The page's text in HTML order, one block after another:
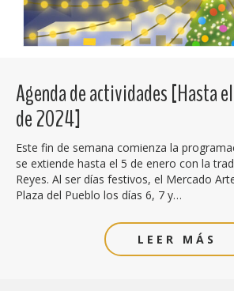
Agenda de actividades [Hasta
de 2024]
Este fin de semana comienza la
se extiende hasta el 5 de enero con la
Reyes. Al ser días festivos, el Mercado
Plaza del Pueblo los días 6, 7 y…
LEER MÁS